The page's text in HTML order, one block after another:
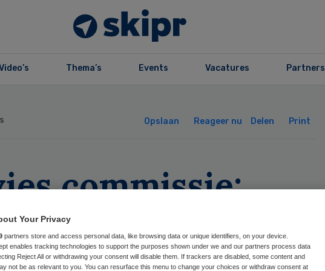
Thema’s Events Vacatures Partners
Opslaan Reageer nu Delen Print
commissie:
griepprik
in zorgsector
Your Privacy
partners store and access personal data, like browsing data or unique identifiers, on your device.
enables tracking technologies to support the purposes shown under we and our partners process data
Reject All or withdrawing your consent will disable them. If trackers are disabled, some content and
not be as relevant to you. You can resurface this menu to change your choices or withdraw consent at